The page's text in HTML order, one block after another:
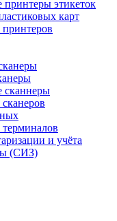
этикеток
карт
и учёта
(СИЗ)